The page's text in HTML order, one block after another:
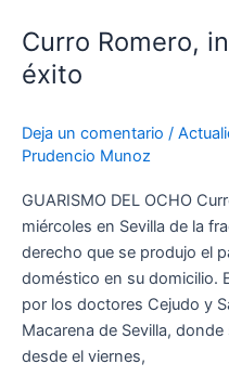
Curro Romero,
éxito
Deja un comentario /
Prudencio Munoz
GUARISMO DEL OCHO
miércoles en Sevilla de la
derecho que se produjo el
doméstico en su domicilio.
por los doctores Cejudo y
Macarena de Sevilla,
desde el viernes,
intervenido
con